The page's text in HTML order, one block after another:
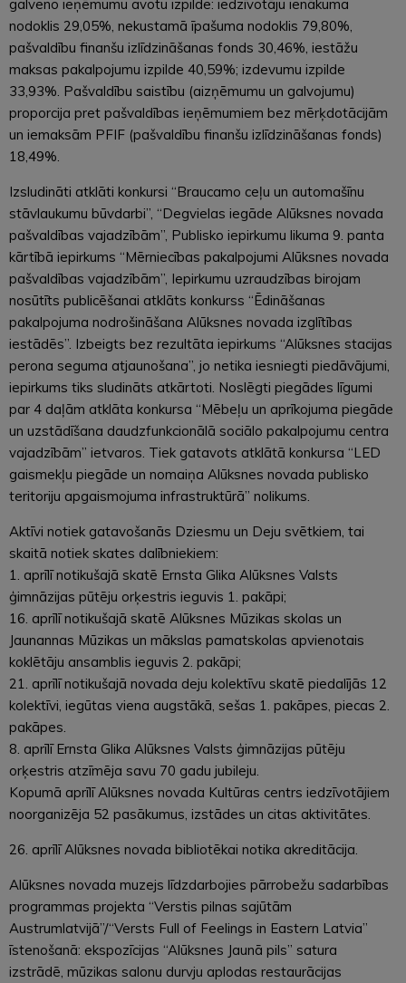
galveno ieņēmumu avotu izpilde: iedzīvotāju ienākuma
nodoklis 29,05%, nekustamā īpašuma nodoklis 79,80%,
pašvaldību finanšu izlīdzināšanas fonds 30,46%, iestāžu
maksas pakalpojumu izpilde 40,59%; izdevumu izpilde
33,93%. Pašvaldību saistību (aizņēmumu un galvojumu)
proporcija pret pašvaldības ieņēmumiem bez mērķdotācijām
un iemaksām PFIF (pašvaldību finanšu izlīdzināšanas fonds)
18,49%.
Izsludināti atklāti konkursi “Braucamo ceļu un automašīnu
stāvlaukumu būvdarbi”, “Degvielas iegāde Alūksnes novada
pašvaldības vajadzībām”, Publisko iepirkumu likuma 9. panta
kārtībā iepirkums “Mērniecības pakalpojumi Alūksnes novada
pašvaldības vajadzībām”, Iepirkumu uzraudzības birojam
nosūtīts publicēšanai atklāts konkurss “Ēdināšanas
pakalpojuma nodrošināšana Alūksnes novada izglītības
iestādēs”. Izbeigts bez rezultāta iepirkums “Alūksnes stacijas
perona seguma atjaunošana”, jo netika iesniegti piedāvājumi,
iepirkums tiks sludināts atkārtoti. Noslēgti piegādes līgumi
par 4 daļām atklāta konkursa “Mēbeļu un aprīkojuma piegāde
un uzstādīšana daudzfunkcionālā sociālo pakalpojumu centra
vajadzībām” ietvaros. Tiek gatavots atklātā konkursa “LED
gaismekļu piegāde un nomaiņa Alūksnes novada publisko
teritoriju apgaismojuma infrastruktūrā” nolikums.
Aktīvi notiek gatavošanās Dziesmu un Deju svētkiem, tai
skaitā notiek skates dalībniekiem:
1. aprīlī notikušajā skatē Ernsta Glika Alūksnes Valsts
ģimnāzijas pūtēju orķestris ieguvis 1. pakāpi;
16. aprīlī notikušajā skatē Alūksnes Mūzikas skolas un
Jaunannas Mūzikas un mākslas pamatskolas apvienotais
koklētāju ansamblis ieguvis 2. pakāpi;
21. aprīlī notikušajā novada deju kolektīvu skatē piedalījās 12
kolektīvi, iegūtas viena augstākā, sešas 1. pakāpes, piecas 2.
pakāpes.
8. aprīlī Ernsta Glika Alūksnes Valsts ģimnāzijas pūtēju
orķestris atzīmēja savu 70 gadu jubileju.
Kopumā aprīlī Alūksnes novada Kultūras centrs iedzīvotājiem
noorganizēja 52 pasākumus, izstādes un citas aktivitātes.
26. aprīlī Alūksnes novada bibliotēkai notika akreditācija.
Alūksnes novada muzejs līdzdarbojies pārrobežu sadarbības
programmas projekta “Verstis pilnas sajūtām
Austrumlatvijā”/“Versts Full of Feelings in Eastern Latvia”
īstenošanā: ekspozīcijas “Alūksnes Jaunā pils” satura
izstrādē, mūzikas salonu durvju aplodas restaurācijas